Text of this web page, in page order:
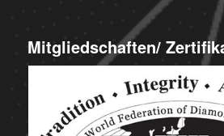
Mitgliedschaften/